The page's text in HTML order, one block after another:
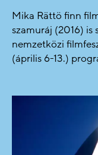
Mika Rättö finn
szamuráj (2016) is
nemzetközi
(április 6-13.)